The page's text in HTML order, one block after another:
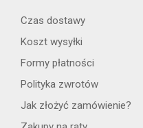
Czas dostawy
Koszt wysyłki
Formy płatności
Polityka zwrotów
Jak złożyć zamówienie?